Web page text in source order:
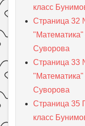
класс
Страница 32
Суворова
Страница 33
Суворова
Страница 35
класс